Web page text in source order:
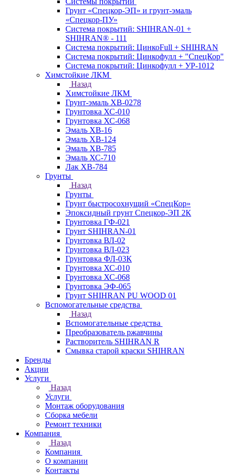
Грунт «Спецкор-ЭП» и грунт-эмаль
«Спецкор-ПУ»
Система покрытий: SHIHRAN-01 +
SHIHRAN® - 111
Система покрытий: ЦинкоFull + SHIHRAN
Система покрытий: Цинкофулл + "СпецКор"
Система покрытий: Цинкофулл + УР-1012
Химстойкие ЛКМ
Назад
Химстойкие ЛКМ
Грунт-эмаль ХВ-0278
Грунтовка ХС-010
Грунтовка ХС-068
Эмаль ХВ-16
Эмаль ХВ-124
Эмаль ХВ-785
Эмаль ХС-710
Лак ХВ-784
Грунты
Назад
Грунты
Грунт быстросохнущий «СпецКор»
Эпоксидный грунт Спецкор-ЭП 2К
Грунтовка ГФ-021
Грунт SHIHRAN-01
Грунтовка ВЛ-02
Грунтовка ВЛ-023
Грунтовка ФЛ-03К
Грунтовка ХС-010
Грунтовка ХС-068
Грунтовка ЭФ-065
Грунт SHIHRAN PU WOOD 01
Вспомогательные средства
Назад
Вспомогательные средства
Преобразователь ржавчины
Растворитель SHIHRAN R
Смывка старой краски SHIHRAN
Бренды
Акции
Услуги
Назад
Услуги
Монтаж оборудования
Сборка мебели
Ремонт техники
Компания
Назад
Компания
О компании
Контакты